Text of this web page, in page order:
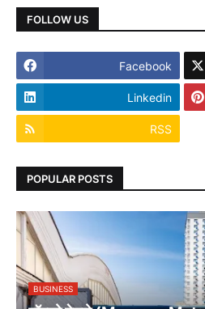
FOLLOW US
Facebook
Linkedin
RSS
POPULAR POSTS
BUSINESS